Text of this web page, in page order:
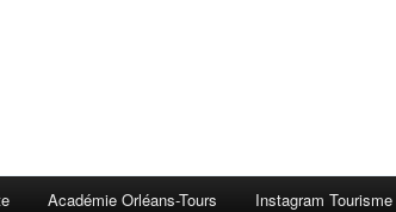
Académie Orléans-Tours Instagram